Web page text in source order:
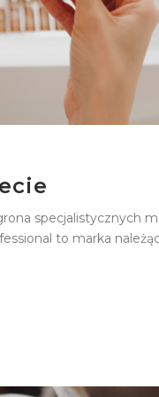
specjalistycznych
to marka